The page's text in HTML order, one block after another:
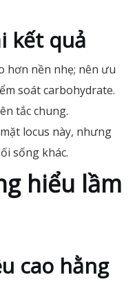
kết quả
hơn nền nhẹ; nên ưu
soát carbohydrate.
tắc chung.
locus này, nhưng
sống khác.
hiểu lầm
cao hằng